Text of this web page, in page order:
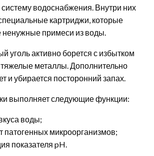
водоснабжения. Внутри них
картриджи, которые
ненужные примеси из воды.
уголь активно борется с избытком
тяжелые металлы. Дополнительно
и убирается посторонний запах.
выполняет следующие функции:
воды;
патогенных микроорганизмов;
показателя pH.